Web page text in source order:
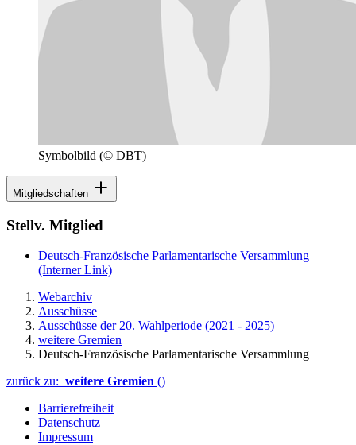
Symbolbild (© DBT)
Mitgliedschaften
Stellv. Mitglied
Deutsch-Französische Parlamentarische Versammlung
(Interner Link)
Webarchiv
Ausschüsse
Ausschüsse der 20. Wahlperiode (2021 - 2025)
weitere Gremien
Deutsch-Französische Parlamentarische Versammlung
zurück zu: weitere Gremien ()
Barrierefreiheit
Datenschutz
Impressum